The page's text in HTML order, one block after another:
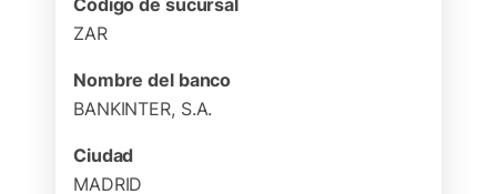
Código de sucursal
ZAR
Nombre del banco
BANKINTER, S.A.
Ciudad
MADRID